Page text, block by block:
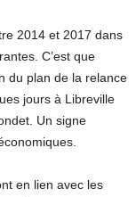
2014 et 2017 dans
C’est que
du plan de la relance
jours à Libreville
Un signe
en lien avec les